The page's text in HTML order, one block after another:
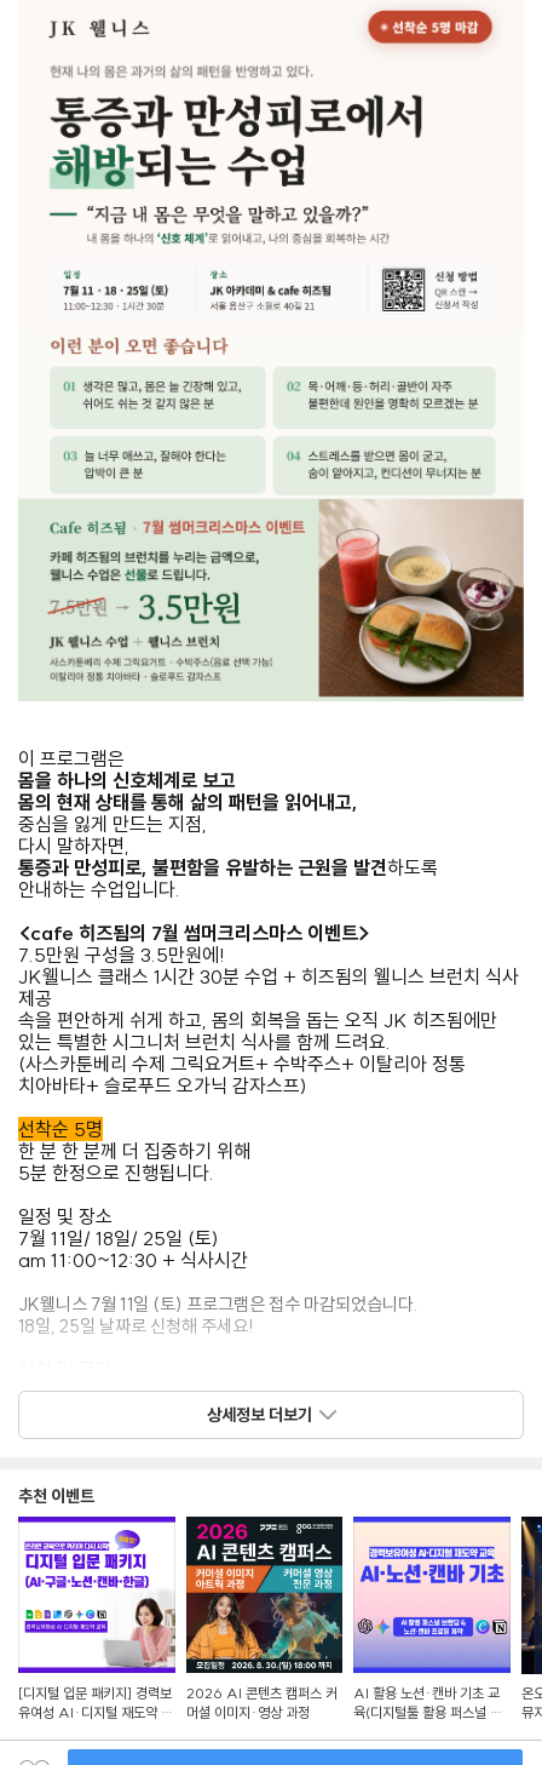
이 프로그램은
몸을 하나의 신호체계로 보고
몸의 현재 상태를 통해 삶의 패턴을 읽어내고,
중심을 잃게 만드는 지점,
다시 말하자면,
통증과 만성피로, 불편함을 유발하는 근원을 발견하도록
안내하는 수업입니다.
<cafe 히즈됨의 7월 썸머크리스마스 이벤트>
7.5만원 구성을 3.5만원에!
JK웰니스 클래스 1시간 30분 수업 + 히즈됨의 웰니스 브런치 식사
제공
속을 편안하게 쉬게 하고, 몸의 회복을 돕는 오직 JK 히즈됨에만
있는 특별한 시그니처 브런치 식사를 함께 드려요.
(사스카툰베리 수제 그릭요거트+ 수박주스+ 이탈리아 정통
치아바타+ 슬로푸드 오가닉 감자스프)
선착순 5명
한 분 한 분께 더 집중하기 위해
5분 한정으로 진행됩니다.
일정 및 장소
7월 11일/ 18일/ 25일 (토)
am 11:00~12:30 + 식사시간
️️JK웰니스 7월 11일 (토) 프로그램은 접수 마감되었습니다.️️
18일, 25일 날짜로 신청해 주세요!
JK 웰니스 더 자세한 내용이 궁금하다면
https://blog.naver.com/jkhisthem/224339038079
신청서 작성
https://view.page/p/pIph06
상세정보 더보기
추천 이벤트
[디지털 입문 패키지] 경력보
유여성 AI·디지털 재도약 교
2026 AI 콘텐츠 캠퍼스 커
머셜 이미지·영상 과정
AI 활용 노션·캔바 기초 교
육(디지털툴 활용 퍼스널 브
온
뮤